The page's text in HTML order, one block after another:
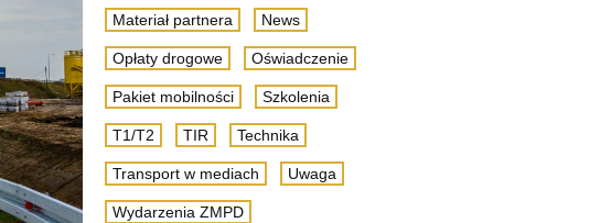
Materiał partnera News
Opłaty drogowe Oświadczenie
Pakiet mobilności Szkolenia
T1/T2 TIR Technika
Transport w mediach Uwaga
Wydarzenia ZMPD